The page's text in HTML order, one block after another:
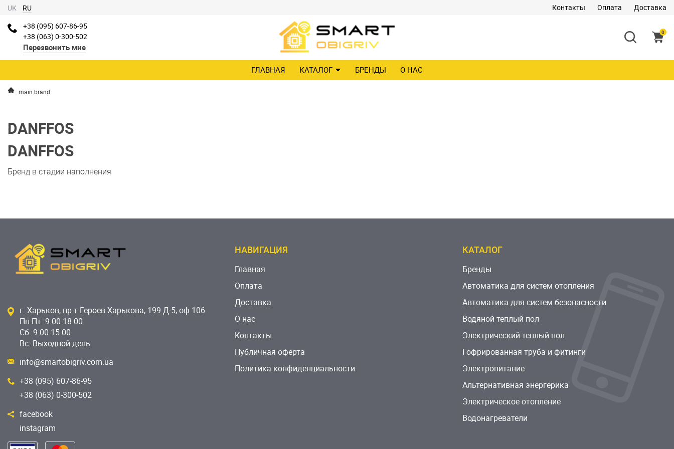
UK RU Контакты Оплата
Доставка
+38 (095) 607-86-95
+38 (063) 0-300-502
Перезвонить мне
0
ГЛАВНАЯ КАТАЛОГ БРЕНДЫ О НАС
main.brand
DANFFOS
DANFFOS
Бренд в стадии наполнения
г. Харьков, пр-т Героев Харькова, 199 Д-5, оф 106
Пн-Пт: 9:00-18:00
Сб: 9:00-15:00
Вс: Выходной день
info@smartobigriv.com.ua
+38 (095) 607-86-95
+38 (063) 0-300-502
facebook
instagram
НАВИГАЦИЯ
Главная
Оплата
Доставка
О нас
Контакты
Публичная оферта
Политика конфиденциальности
КАТАЛОГ
Бренды
Автоматика для систем отопления
Автоматика для систем безопасности
Водяной теплый пол
Электрический теплый пол
Гофрированная труба и фитинги
Электропитание
Альтернативная энергерика
Электрическое отопление
Водонагреватели